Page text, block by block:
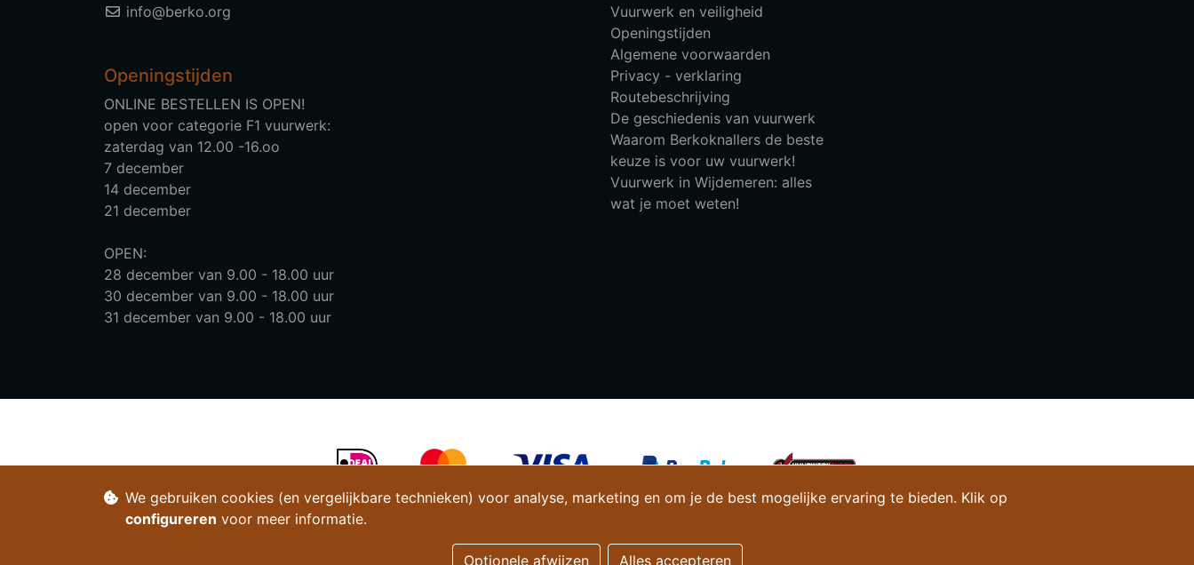
We gebruiken cookies (en vergelijkbare technieken) voor analyse, marketing en om je de best mogelijke ervaring te bieden. Klik op
configureren voor meer informatie.
Optionele afwijzen Alles accepteren
info@berko.org
Openingstijden
ONLINE BESTELLEN IS OPEN!
open voor categorie F1 vuurwerk:
zaterdag van 12.00 -16.oo
7 december
14 december
21 december
OPEN:
28 december van 9.00 - 18.00 uur
30 december van 9.00 - 18.00 uur
31 december van 9.00 - 18.00 uur
Vuurwerk en veiligheid
Openingstijden
Algemene voorwaarden
Privacy - verklaring
Routebeschrijving
De geschiedenis van vuurwerk
Waarom Berkoknallers de beste
keuze is voor uw vuurwerk!
Vuurwerk in Wijdemeren: alles
wat je moet weten!